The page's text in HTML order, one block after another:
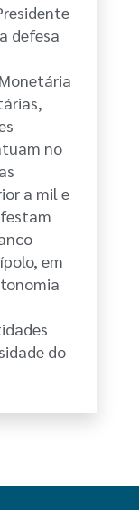
defesa
no
a mil e
em
do